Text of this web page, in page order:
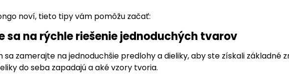
noví, tieto tipy vám pomôžu začať:
sa na rýchle riešenie jednoduchých tvarov
sa zamerajte na jednoduchšie predlohy a dieliky, aby ste získali základné
do seba zapadajú a aké vzory tvoria.